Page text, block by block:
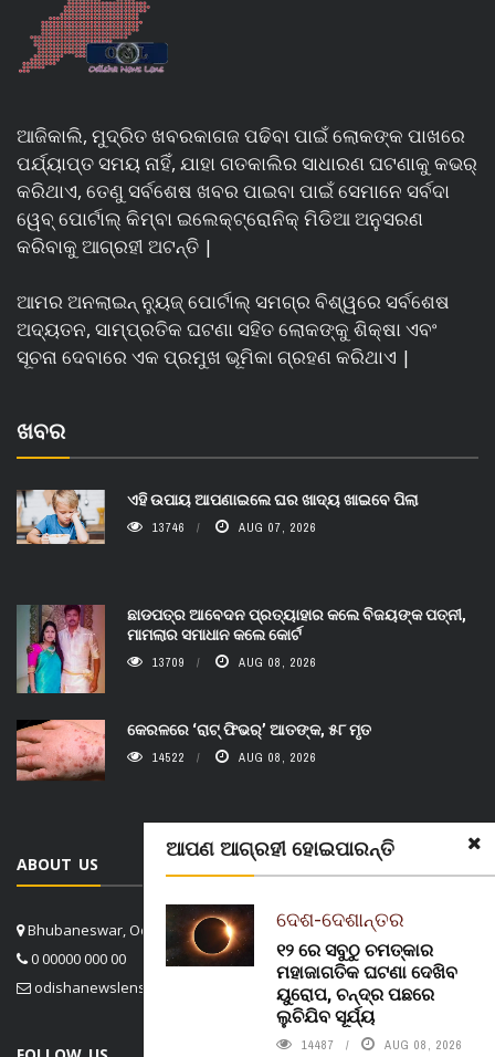
ଆପଣ ଆଗ୍ରହୀ ହୋଇପାରନ୍ତି
ଦେଶ-ଦେଶାନ୍ତର
୧୨ ରେ ସବୁଠୁ ଚମତ୍କାର
ମହାଜାଗତିକ ଘଟଣା ଦେଖିବ
ୟୁରୋପ, ଚନ୍ଦ୍ର ପଛରେ
ଲୁଚିଯିବ ସୂର୍ଯ୍ୟ
14487 AUG 08, 2026
ଆଜିକାଲି, ମୁଦ୍ରିତ ଖବରକାଗଜ ପଢିବା ପାଇଁ ଲୋକଙ୍କ ପାଖରେ
ପର୍ଯ୍ୟାପ୍ତ ସମୟ ନାହିଁ, ଯାହା ଗତକାଲିର ସାଧାରଣ ଘଟଣାକୁ କଭର୍
କରିଥାଏ, ତେଣୁ ସର୍ବଶେଷ ଖବର ପାଇବା ପାଇଁ ସେମାନେ ସର୍ବଦା
ୱେବ୍ ପୋର୍ଟାଲ୍ କିମ୍ବା ଇଲେକ୍ଟ୍ରୋନିକ୍ ମିଡିଆ ଅନୁସରଣ
କରିବାକୁ ଆଗ୍ରହୀ ଅଟନ୍ତି |
ଆମର ଅନଲାଇନ୍ ନ୍ୟୁଜ୍ ପୋର୍ଟାଲ୍ ସମଗ୍ର ବିଶ୍ୱରେ ସର୍ବଶେଷ
ଅଦ୍ୟତନ, ସାମ୍ପ୍ରତିକ ଘଟଣା ସହିତ ଲୋକଙ୍କୁ ଶିକ୍ଷା ଏବଂ
ସୂଚନା ଦେବାରେ ଏକ ପ୍ରମୁଖ ଭୂମିକା ଗ୍ରହଣ କରିଥାଏ |
ଖବର
ଏହି ଉପାୟ ଆପଣାଇଲେ ଘର ଖାଦ୍ୟ ଖାଇବେ ପିଲା
13746 AUG 07, 2026
ଛାଡପତ୍ର ଆବେଦନ ପ୍ରତ୍ୟାହାର କଲେ ବିଜୟଙ୍କ ପତ୍ନୀ,
ମାମଲାର ସମାଧାନ କଲେ କୋର୍ଟ
13709 AUG 08, 2026
କେରଳରେ ‘ରାଟ୍ ଫିଭର୍’ ଆତଙ୍କ, ୫୮ ମୃତ
14522 AUG 08, 2026
ABOUT US
Bhubaneswar, Odisha, India
0 00000 000 00
odishanewslens@gmail.com